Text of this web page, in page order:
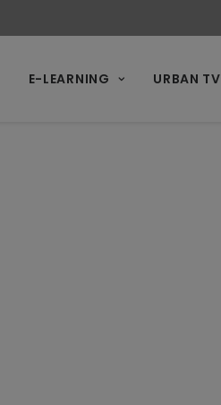
E-LEARNING URBAN TV